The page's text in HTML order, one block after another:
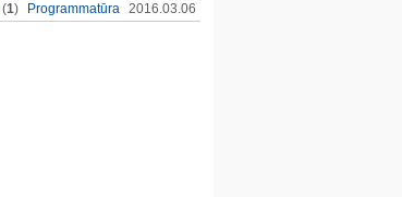
(1) Programmatūra 2016.03.06